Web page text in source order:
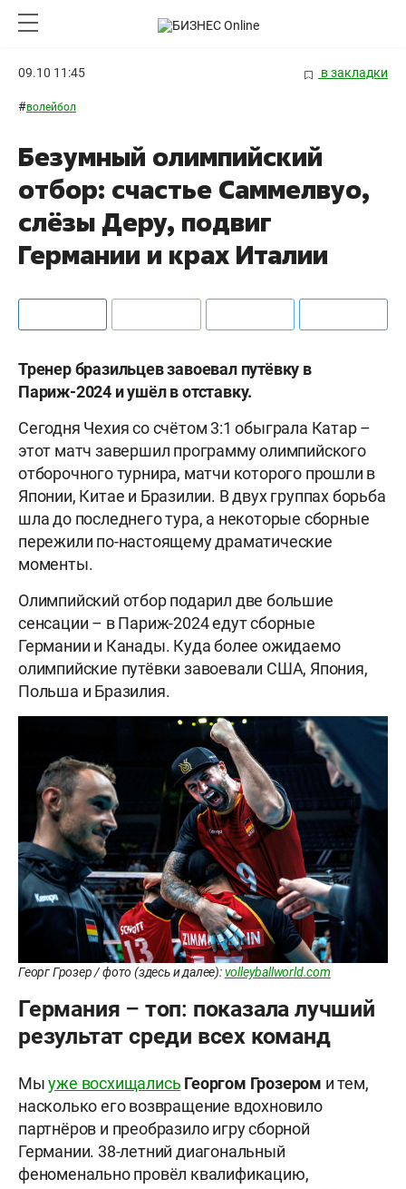
09.10 11:45 в закладки
#волейбол
Безумный олимпийский
отбор: счастье Саммелвуо,
слёзы Деру, подвиг
Германии и крах Италии
Тренер бразильцев завоевал путёвку в
Париж-2024 и ушёл в отставку.
Сегодня Чехия со счётом 3:1 обыграла Катар –
этот матч завершил программу олимпийского
отборочного турнира, матчи которого прошли в
Японии, Китае и Бразилии. В двух группах борьба
шла до последнего тура, а некоторые сборные
пережили по-настоящему драматические
моменты.
Олимпийский отбор подарил две большие
сенсации – в Париж-2024 едут сборные
Германии и Канады. Куда более ожидаемо
олимпийские путёвки завоевали США, Япония,
Польша и Бразилия.
Георг Грозер / фото (здесь и далее):volleyballworld.com
Германия – топ: показала лучший
результат среди всех команд
Мыуже восхищались Георгом Грозером и тем,
насколько его возвращение вдохновило
партнёров и преобразило игру сборной
Германии. 38-летний диагональный
феноменально провёл квалификацию,